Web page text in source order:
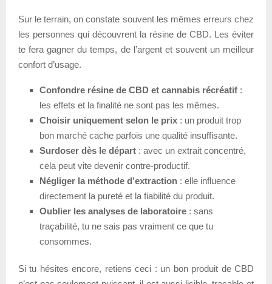
Sur le terrain, on constate souvent les mêmes erreurs chez
les personnes qui découvrent la résine de CBD. Les éviter
te fera gagner du temps, de l’argent et souvent un meilleur
confort d’usage.
Confondre résine de CBD et cannabis récréatif :
les effets et la finalité ne sont pas les mêmes.
Choisir uniquement selon le prix : un produit trop
bon marché cache parfois une qualité insuffisante.
Surdoser dès le départ : avec un extrait concentré,
cela peut vite devenir contre-productif.
Négliger la méthode d’extraction : elle influence
directement la pureté et la fiabilité du produit.
Oublier les analyses de laboratoire : sans
traçabilité, tu ne sais pas vraiment ce que tu
consommes.
Si tu hésites encore, retiens ceci : un bon produit de CBD